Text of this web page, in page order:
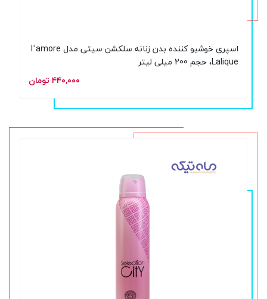
اسپری خوشبو کننده بدن زنانه سلکشن سیتی مدل l’amore
Lalique، حجم 200 میلی لیتر
۴۴۰,۰۰۰ تومان